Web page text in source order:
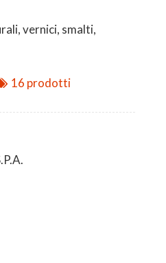
vernici, smalti,
16 prodotti